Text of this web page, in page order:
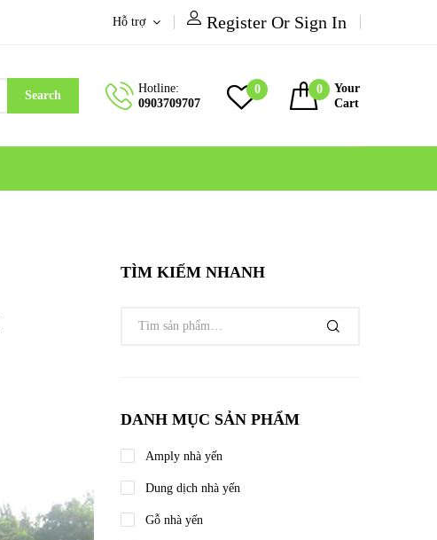
Hỗ trợ Register Or Sign In
Search
Hotline:
0903709707
0 0
Your
Cart
TÌM KIẾM NHANH
DANH MỤC SẢN PHẨM
Amply nhà yến
Dung dịch nhà yến
Gỗ nhà yến